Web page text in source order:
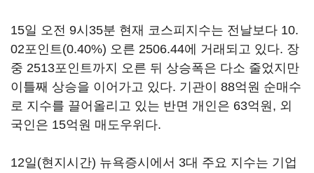
15일 오전 9시35분 현재 코스피지수는 전날보다 10.
02포인트(0.40%) 오른 2506.44에 거래되고 있다. 장
중 2513포인트까지 오른 뒤 상승폭은 다소 줄었지만
이틀째 상승을 이어가고 있다. 기관이 88억원 순매수
로 지수를 끌어올리고 있는 반면 개인은 63억원, 외
국인은 15억원 매도우위다.
12일(현지시간) 뉴욕증시에서 3대 주요 지수는 기업